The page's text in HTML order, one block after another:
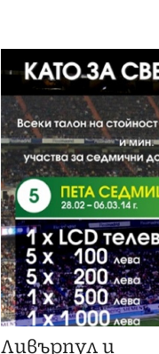
Ливърпул и